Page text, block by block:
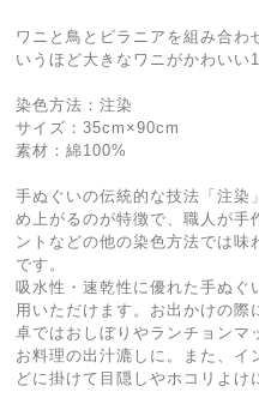
ワニと鳥とピラニアを組み合わ
いうほど大きなワニがかわいい1
染色方法：注染
サイズ：35cm×90cm
素材：綿100%
手ぬぐいの伝統的な技法「注染
め上がるのが特徴で、職人が手
ントなどの他の染色方法では味
です。
吸水性・速乾性に優れた手ぬぐ
用いただけます。お出かけの際
卓ではおしぼりやランチョンマ
お料理の出汁漉しに。また、イ
どに掛けて目隠しやホコリよけ